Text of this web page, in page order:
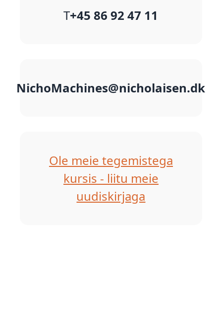
T+45 86 92 47 11
NichoMachines@nicholaisen.dk
Ole meie tegemistega
kursis - liitu meie
uudiskirjaga